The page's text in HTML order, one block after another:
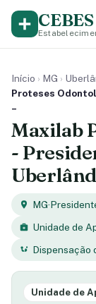
CEBES
Início › MG ›
Proteses
–
Maxilab
-
MG·
Unidade de
Dispensação
Unidade de